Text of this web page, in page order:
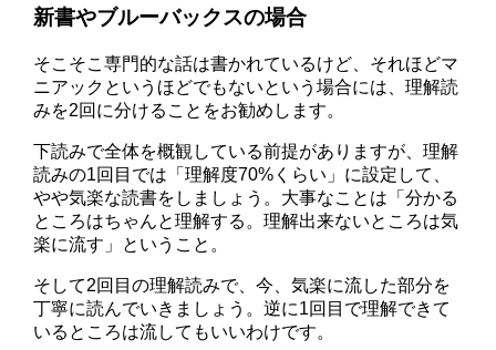
新書やブルーバックスの場合
そこそこ専門的な話は書かれているけど、それほどマ
ニアックというほどでもないという場合には、理解読
みを2回に分けることをお勧めします。
下読みで全体を概観している前提がありますが、理解
読みの1回目では「理解度70%くらい」に設定して、
やや気楽な読書をしましょう。大事なことは「分かる
ところはちゃんと理解する。理解出来ないところは気
楽に流す」ということ。
そして2回目の理解読みで、今、気楽に流した部分を
丁寧に読んでいきましょう。逆に1回目で理解できて
いるところは流してもいいわけです。